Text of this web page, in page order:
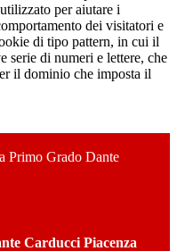
per aiutare i
dei visitatori e
di tipo pattern, in cui il
serie di numeri e lettere, che
il dominio che imposta il
Primo Grado Dante
Carducci Piacenza